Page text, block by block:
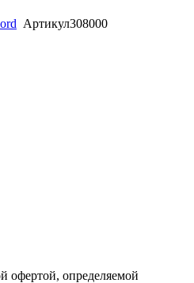
Артикул308000
офертой, определяемой